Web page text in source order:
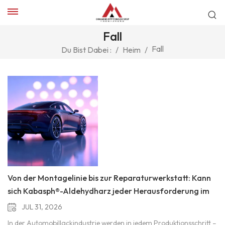
Fall
Du Bist Dabei : / Heim / Fall
Von der Montagelinie bis zur Reparaturwerkstatt: Kann
sich Kabasph®-Aldehydharz jeder Herausforderung im
Bereich der Automobilbeschichtung anpassen?
JUL 31, 2026
In der Automobillackindustrie werden in jedem Produktionsschritt –